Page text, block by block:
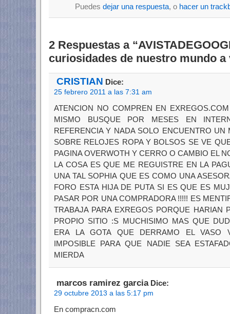
Puedes dejar una respuesta, o hacer un
2 Respuestas a
curiosidades de nuestro mundo a
CRISTIAN Dice:
25 febrero 2011 a las 7:31 am
ATENCION NO COMPREN EN
MISMO BUSQUE POR MESES EN
REFERENCIA Y NADA SOLO ENCUENTRO UN
SOBRE RELOJES ROPA Y BOLSOS SE VE
PAGINA OVERWOTH Y CERRO O CAMBIO EL
LA COSA ES QUE ME REGUISTRE EN LA
UNA TAL SOPHIA QUE ES COMO UNA
FORO ESTA HIJA DE PUTA SI ES QUE ES
PASAR POR UNA COMPRADORA !!!!! ES
TRABAJA PARA EXREGOS PORQUE HARIAN
PROPIO SITIO :S MUCHISIMO MAS QUE
ERA LA GOTA QUE DERRAMO EL VASO
IMPOSIBLE PARA QUE NADIE SEA
MIERDA
marcos ramirez garciaDice:
29 octubre 2013 a las 5:17 pm
En compracn.com